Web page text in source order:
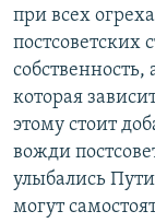
при всех
постсоветских
которая
этому стоит
вожди
улыбались
могут